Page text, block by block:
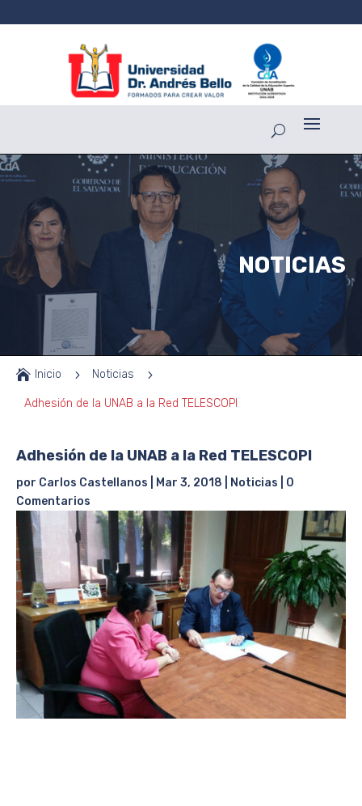
NOTICIAS
 Inicio 5 Noticias 5
Adhesión de la UNAB a la Red TELESCOPI
Adhesión de la UNAB a la Red TELESCOPI
por Carlos Castellanos Mar 3, 2018 Noticias
0
Comentarios